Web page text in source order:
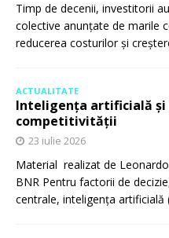
Timp de decenii, investitorii
colective anunțate de marile
reducerea costurilor și
ACTUALITATE
Inteligența artificială și
competitivității
23 iulie 2026
Material realizat de
BNR Pentru factorii de
centrale, inteligența artificială